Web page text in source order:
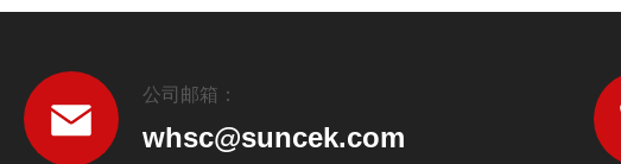
公司邮箱：
whsc@suncek.com